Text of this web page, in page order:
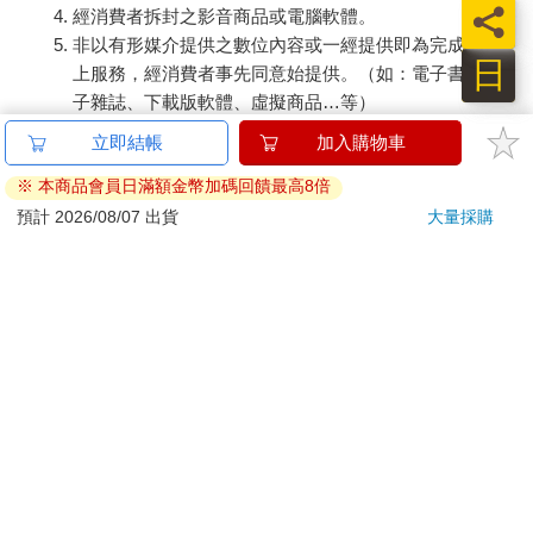
經消費者拆封之影音商品或電腦軟體。
非以有形媒介提供之數位內容或一經提供即為完成之線
上服務，經消費者事先同意始提供。（如：電子書、電
子雜誌、下載版軟體、虛擬商品…等）
已拆封之個人衛生用品。（如：內衣褲、刮鬍刀、除毛
若非上列種類商品，均享有到貨7天的猶豫期（含例假
日）。
日
員